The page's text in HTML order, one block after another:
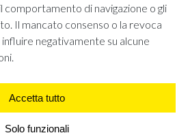
comportamento di navigazione o gli
Il mancato consenso o la revoca
negativamente su alcune
Accetta tutto
Solo funzionali
COOKIE POLICY